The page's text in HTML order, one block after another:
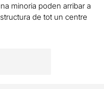
minoria poden arribar a
de tot un centre